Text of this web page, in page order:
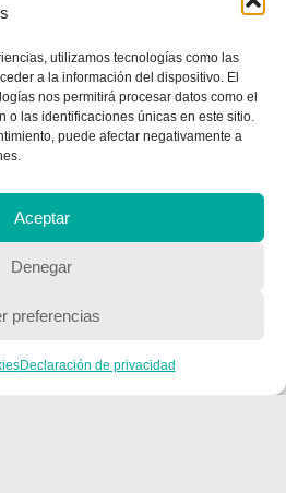
utilizamos tecnologías como las
a la información del dispositivo. El
nos permitirá procesar datos como el
o las identificaciones únicas en este sitio.
puede afectar negativamente a
Aceptar
Denegar
preferencias
Declaración de privacidad